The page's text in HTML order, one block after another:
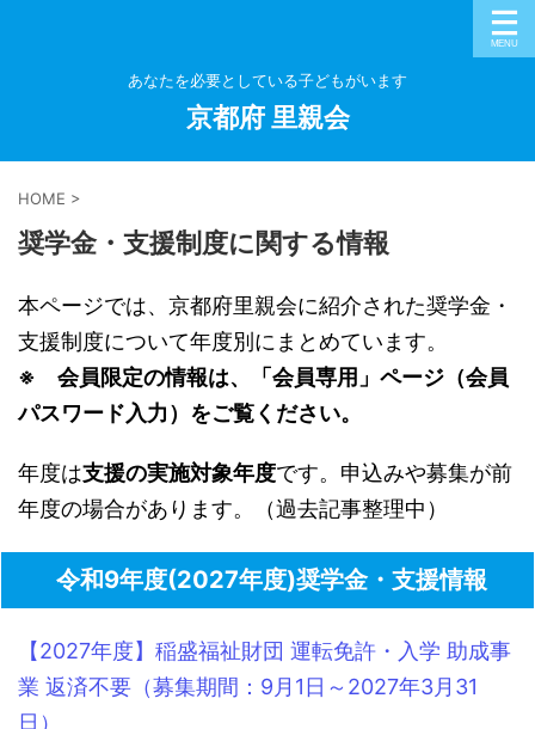
あなたを必要としている子どもがいます
京都府 里親会
HOME >
奨学金・支援制度に関する情報
本ページでは、京都府里親会に紹介された奨学金・
支援制度について年度別にまとめています。
※ 会員限定の情報は、「会員専用」ページ（会員
パスワード入力）をご覧ください。
年度は支援の実施対象年度です。申込みや募集が前
年度の場合があります。（過去記事整理中）
令和9年度(2027年度)奨学金・支援情報
【2027年度】稲盛福祉財団 運転免許・入学 助成事
業 返済不要（募集期間：9月1日～2027年3月31
日）